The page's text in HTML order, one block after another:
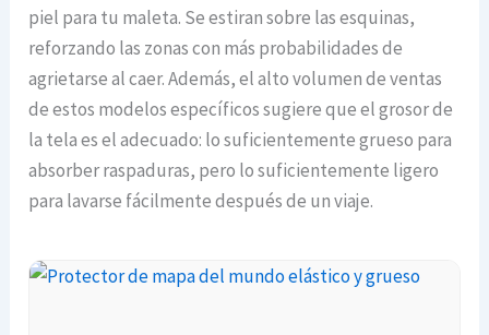
piel para tu maleta. Se estiran sobre las esquinas,
reforzando las zonas con más probabilidades de
agrietarse al caer. Además, el alto volumen de ventas
de estos modelos específicos sugiere que el grosor de
la tela es el adecuado: lo suficientemente grueso para
absorber raspaduras, pero lo suficientemente ligero
para lavarse fácilmente después de un viaje.